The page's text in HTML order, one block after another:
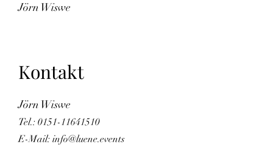
Jörn Wiswe
Kontakt
Jörn Wiswe
Tel.: 0151-11641510
E-Mail: info@luene.events